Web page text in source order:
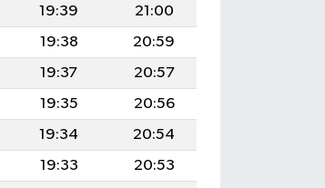
19:39
21:00
19:38
20:59
19:37
20:57
19:35
20:56
19:34
20:54
19:33 20:53